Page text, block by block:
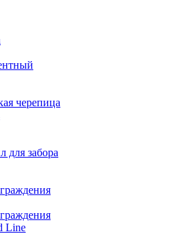
черепица
для забора
Line